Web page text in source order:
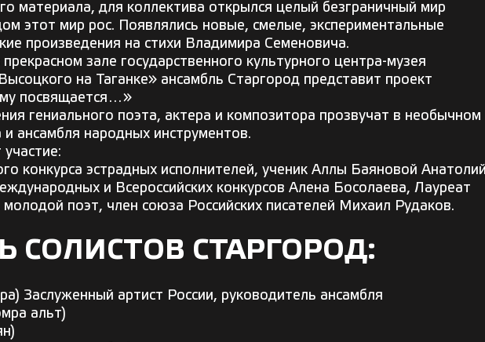
материала, для коллектива открылся целый безграничный мир
этот мир рос. Появлялись новые, смелые, экспериментальные
произведения на стихи Владимира Семеновича.
зале государственного культурного центра-музея
на Таганке» ансамбль Старгород представит проект
посвящается…»
гениального поэта, актера и композитора прозвучат в необычном
и ансамбля народных инструментов.
конкурса эстрадных исполнителей, ученик Аллы Баяновой
и Всероссийских конкурсов Алена Босолаева, Лауреат
поэт, член союза Российских писателей Михаил Рудаков.
СОЛИСТОВ СТАРГОРОД:
Заслуженный артист России, руководитель ансамбля
альт)